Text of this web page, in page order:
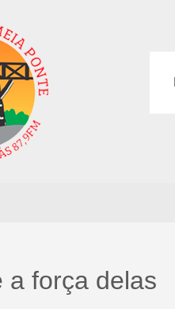
a força delas